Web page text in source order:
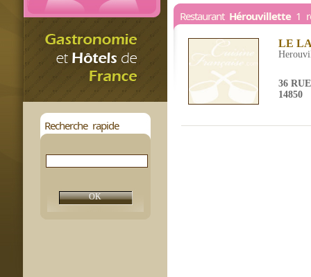
Recherche rapide
Restaurant Hérouvillette 1
LE
36
14850